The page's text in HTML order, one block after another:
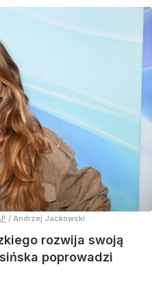
/ Andrzej Jackowski
rozwija swoją
poprowadzi